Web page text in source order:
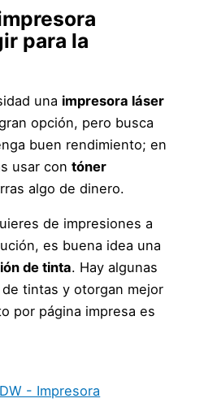
para la
una impresora láser
opción, pero busca
buen rendimiento; en
usar contóner
algo de dinero.
de impresiones a
es buena idea una
de tinta. Hay algunas
tintas y otorgan mejor
por página impresa es